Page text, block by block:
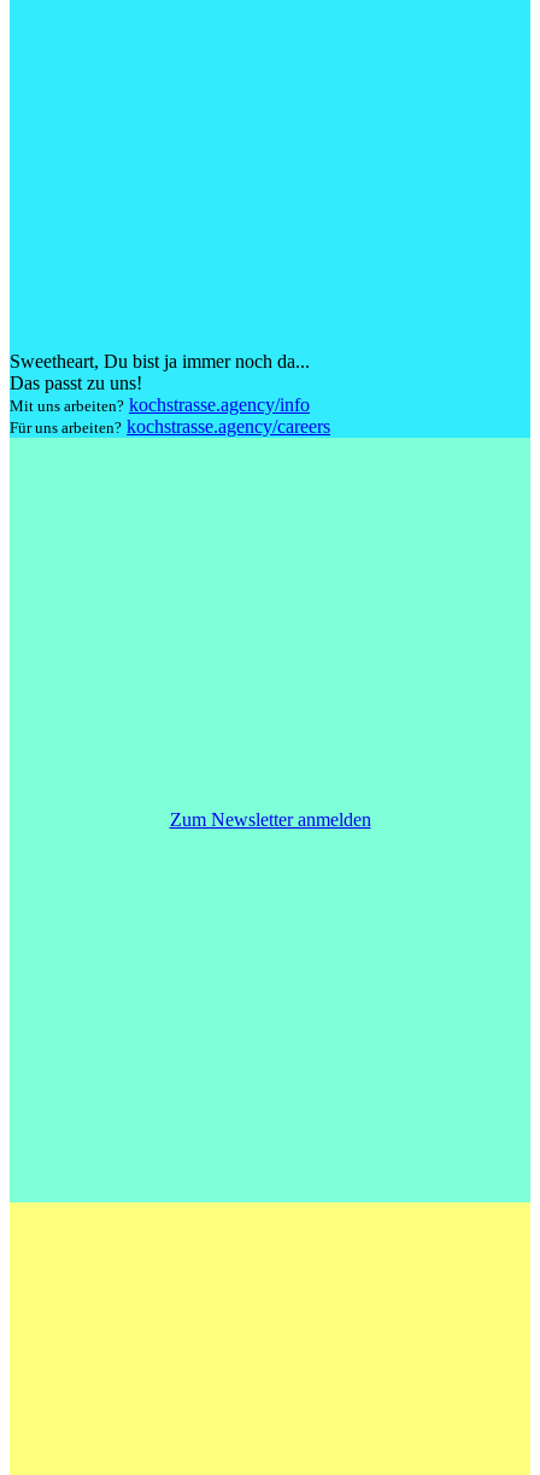
Sweetheart, Du bist ja immer noch da...
Das passt zu uns!
Mit uns arbeiten? kochstrasse.agency/info
Für uns arbeiten? kochstrasse.agency/careers
Zum Newsletter anmelden